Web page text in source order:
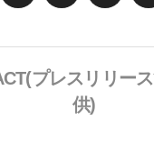
プレスリリー
供)